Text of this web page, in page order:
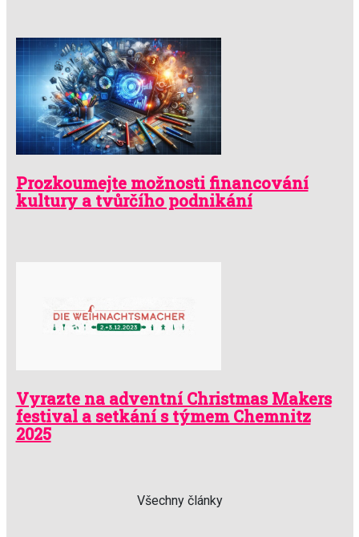
Prozkoumejte možnosti financování
kultury a tvůrčího podnikání
Vyrazte na adventní Christmas Makers
festival a setkání s týmem Chemnitz
2025
Všechny články